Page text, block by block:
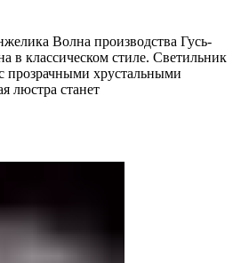
Волна производства Гусь-
в классическом стиле. Светильник
прозрачными хрустальными
люстра станет